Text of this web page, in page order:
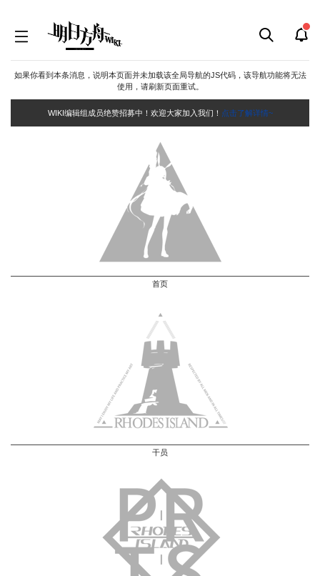
如果你看到本条消息，说明本页面并未加载该全局导航的JS代码，该导航功能将无法
使用，请刷新页面重试。
WIKI编辑组成员绝赞招募中！欢迎大家加入我们！ 点击了解详情~
首页
干员